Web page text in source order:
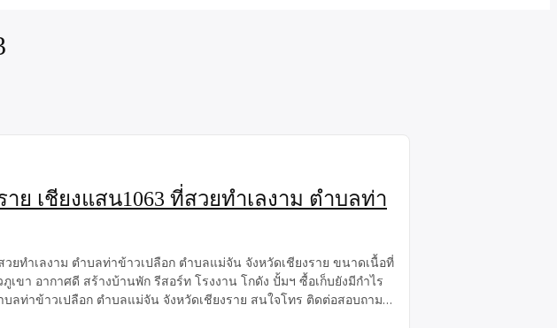
ย เชียงแสน1063 ที่สวยทำเลงาม ตำบลท่า
ยทำเลงาม ตำบลท่าข้าวเปลือก ตำบลแม่จัน จังหวัดเชียงราย ขนาดเนื้อที่
ขา อากาศดี สร้างบ้านพัก รีสอร์ท โรงงาน โกดัง ปั้มฯ ซื้อเก็บยังมีกำไร
ท่าข้าวเปลือก ตำบลแม่จัน จังหวัดเชียงราย สนใจโทร ติดต่อสอบถาม
LineID:thongthai_ck